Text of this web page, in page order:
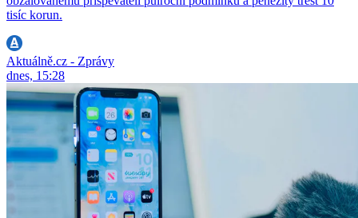
tisíc korun.
Aktuálně.cz - Zprávy
dnes, 15:28